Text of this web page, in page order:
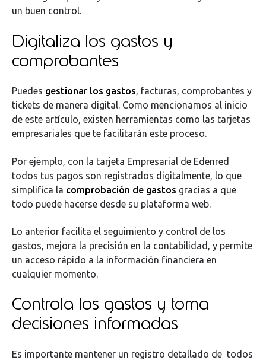
un buen control.
Digitaliza los gastos y
comprobantes
Puedes gestionar los gastos, facturas, comprobantes y
tickets de manera digital. Como mencionamos al inicio
de este artículo, existen herramientas como las tarjetas
empresariales que te facilitarán este proceso.
Por ejemplo, con la tarjeta Empresarial de Edenred
todos tus pagos son registrados digitalmente, lo que
simplifica la comprobación de gastos gracias a que
todo puede hacerse desde su plataforma web.
Lo anterior facilita el seguimiento y control de los
gastos, mejora la precisión en la contabilidad, y permite
un acceso rápido a la información financiera en
cualquier momento.
Controla los gastos y toma
decisiones informadas
Es importante mantener un registro detallado de todos